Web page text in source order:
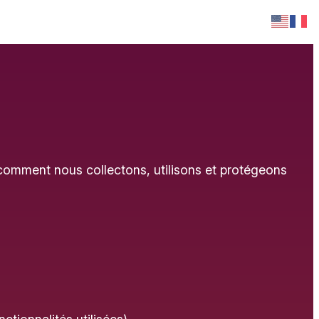
nous collectons, utilisons et protégeons